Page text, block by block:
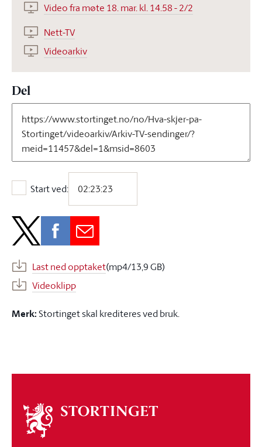
Video fra møte 18. mar. kl. 14.58 - 2/2
Nett-TV
Videoarkiv
Del
Start ved:
Start ved:
Last ned opptaket(mp4/13,9 GB)
Videoklipp
Merk:Stortinget skal krediteres ved bruk.
Om
stortinget